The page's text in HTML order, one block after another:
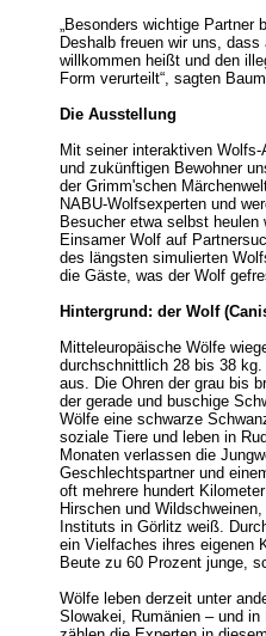
„Besonders wichtige Partner
Deshalb freuen wir uns,
willkommen heißt und den
Form verurteilt“, sagten
Die Ausstellung
Mit seiner interaktiven
und zukünftigen Bewohner
der Grimm'schen
NABU-Wolfsexperten und
Besucher etwa selbst
Einsamer Wolf auf
des längsten simulierten
die Gäste, was der Wolf
Hintergrund: der Wolf
Mitteleuropäische Wölfe
durchschnittlich 28 bis 38
aus. Die Ohren der grau bis
der gerade und buschige
Wölfe eine schwarze
soziale Tiere und leben in
Monaten verlassen die
Geschlechtspartner und
oft mehrere hundert
Hirschen und
Instituts in Görlitz weiß.
ein Vielfaches ihres eigenen
Beute zu 60 Prozent junge,
Wölfe leben derzeit unter
Slowakei, Rumänien – und